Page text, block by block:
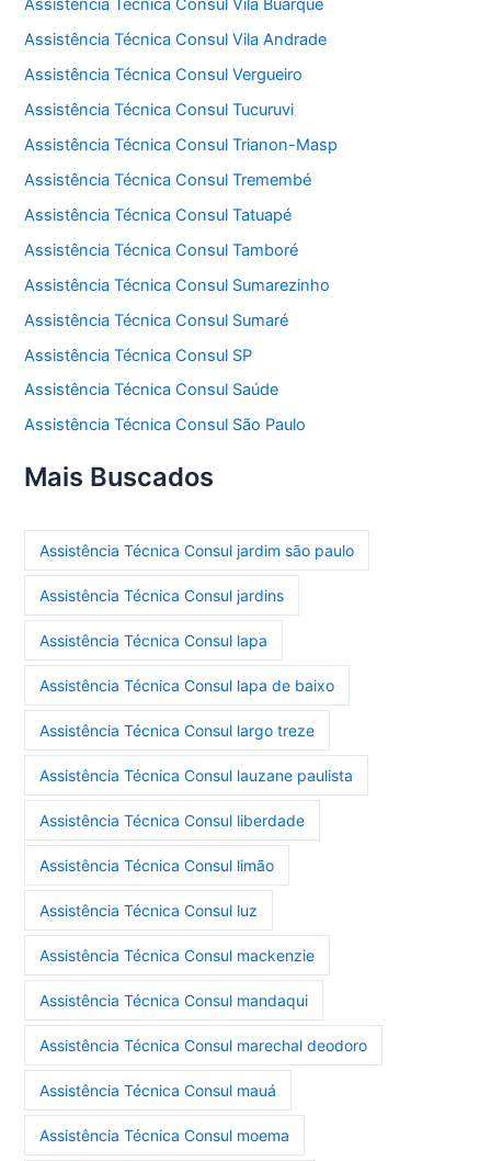
Assistência Técnica Consul Vila Buarque
Assistência Técnica Consul Vila Andrade
Assistência Técnica Consul Vergueiro
Assistência Técnica Consul Tucuruvi
Assistência Técnica Consul Trianon-Masp
Assistência Técnica Consul Tremembé
Assistência Técnica Consul Tatuapé
Assistência Técnica Consul Tamboré
Assistência Técnica Consul Sumarezinho
Assistência Técnica Consul Sumaré
Assistência Técnica Consul SP
Assistência Técnica Consul Saúde
Assistência Técnica Consul São Paulo
Mais Buscados
Assistência Técnica Consul jardim são paulo
Assistência Técnica Consul jardins
Assistência Técnica Consul lapa
Assistência Técnica Consul lapa de baixo
Assistência Técnica Consul largo treze
Assistência Técnica Consul lauzane paulista
Assistência Técnica Consul liberdade
Assistência Técnica Consul limão
Assistência Técnica Consul luz
Assistência Técnica Consul mackenzie
Assistência Técnica Consul mandaqui
Assistência Técnica Consul marechal deodoro
Assistência Técnica Consul mauá
Assistência Técnica Consul moema